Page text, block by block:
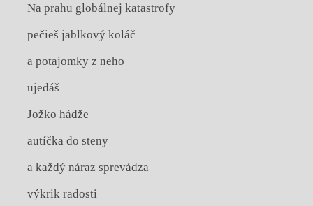
Na prahu globálnej katastrofy
pečieš jablkový koláč
a potajomky z neho
ujedáš
Jožko hádže
autíčka do steny
a každý náraz sprevádza
výkrik radosti